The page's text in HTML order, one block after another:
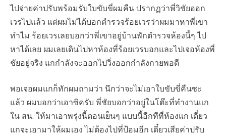
ไปจ่ายค่าปรับพร้อมรับใบขับขี่ผมคืน ปรากฏว่าพี่วิชัยออก
เวรไปแล้ว แต่ผมไม่ได้บอกตำรวจร้อยเวรว่าผมมาหาพี่เขา
ทำไม ร้อยเวรเลยบอกว่าพี่เขาอยู่บ้านพักตำรวจห้องนี้ๆ ไป
หาได้เลย ผมเลยเดินไปหาห้องที่ร้อยเวรบอกและไปเจอห้องพี่
ชัยอยู่จริง แกกำลังจะออกไปวิ่งออกกำลังกายพอดี
พอเจอผมแกก็ทักผมถามว่า นึกว่าจะไม่เอาใบขับขี่คืนซะ
แล้ว ผมบอกว่าเอาซิครับ พี่ชัยบอกว่าอยู่ในโต๊ะที่ทำงานแก
ใน สน. ให้มาเอาพรุ่งนี้ตอนเย็นๆ แบบนี้อีกทีที่ห้องแก เดี๋ยว
แกจะเอามาให้ผมเอง ไม่ต้องไปที่ป้อมอีก เดี๋ยวเสียค่าปรับ